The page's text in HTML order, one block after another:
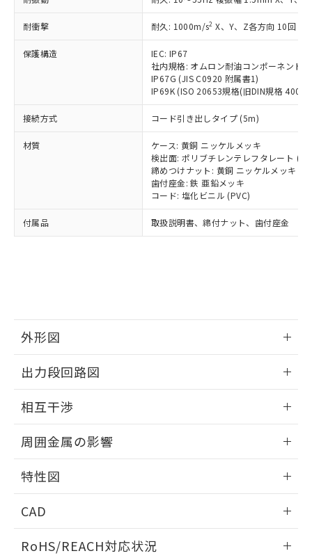
耐衝撃 耐久: 1000m/s2 X、Y、Z各方向 10回
保護構造
IEC: IP67
社内規格: オムロン耐油コンポーネント
IP67G (JIS C0920 附属書1)
IP69K (ISO 20653規格(旧DIN規格
接続方式 コード引き出しタイプ (5m)
材質
ケース: 黄銅 ニッケルメッキ
検出面: ポリブチレンテレフタレート
締めつけナット: 黄銅 ニッケルメッキ
歯付座金: 鉄 亜鉛メッキ
コード: 塩化ビニル (PVC)
付属品 取扱説明書、締付ナット、歯付座金
外形図
外形図
出力段回路図
出力段回路図
相互干渉
相互干渉
周囲金属の影響
周囲金属の影響
特性図
検出物体の大きさと材質による影響
CAD
ドすることができます。
RoHS/REACH対応状況
タに基づき作成されるものであり、閲
覧された時点での実際の在庫および標
準価格とは異なる場合があることをご
了承ください。
正式な納期状況および標準価格はお客
様のお取引先、またはお客様担当のオ
ムロン制御機器販売店・当社販売員に
ご相談ください。
オムロン制御機器販売店や当社販売拠
販売ネットワーク
」をご確認
在庫状況および標準価格結果を当社の
事前の承諾なく第三者に漏洩または開
示しないようお願いします。
マイパーツ機能（部品リスト作成サー
ビス）をご利用いただくには、I-Web
メンバーズにご登録されている必要が
※当社の共同利用者とは、"個人情報
の共同利用に関して"
用者の範囲」に記載されている法人を
鉛(Pb) 1000ppm以下、 水銀(Hg) 1000ppm以下、 カド
ミウム(Cd) 100ppm以下、
六価クロム(Cr(Ⅵ)) 1000ppm以下、ポリ臭化ビフェニル
類(PBB) 1000ppm以下、ポリ臭化ジフェニルエーテル類
(PBDE) 1000ppm以下、フタル酸ビス(2-エチルヘキシ
ル) (DEHP)(別名：DOP) 1000ppm以下、フタル酸ブチ
ルベンジル（BBP） 1000ppm以下、フタル酸ジブチル
（DBP） 1000ppm以下、フタル酸ジイソブチル
但し、RoHS指令で産業用監視および制御機器に対する
適用除外項目は除く。
フタル酸エステル類の４物質については閾値を超える意
図的な使用がないことを確認しています。
部品在庫の切り替え状況などにより、予定
月が前後することがあります。
とができます。
EU RoHS指令（10物質）の非含有証明書
51物質の非含有証明書（当社基準）
※本証明書は発行日時点で非含有を証明す
ものではありません。
また、RoHS指令のフタル酸エステル類４
物質の対応では、対応完了までの期間は出
欄に対応日を記載しておりました。
既に当社にて対応品への在庫切替を完了
していることから、特段のことがない限
す。
*中国RoHS10物質の基準値 (GB/T26572)：
Pb(鉛) :1000ppm、 Hg(水銀) : 1000ppm、 Cd(カドミウ
Cr(Ⅵ)(六価クロム) : 1000ppm、 PBBs(ポリ臭化ビフェ
ニル類) : 1000ppm、 PBDEs(ポリ臭化ジフェニルエーテ
DBP(フタル酸ジブチル) : 1000ppm、 DIBP(フタル酸ジ
イソブチル) : 1000ppm、 BBP(フタル酸ブチルベンジ
DEHP(フタル酸ビス(2-エチルヘキシル)) : 1000ppm
※2 環境保護使用期限
「ｅ」：有害物質（10物質）のすべてが基
準値以下であることを示します。
「10」：通常の使用状況下において有害物
質が外部に漏えいし、環境に深刻な影響を
及ぼさない年数を意味します。
または国外への提供する場合は、日本
国政府の輸出許可(または役務取引許
可)を取得するなどの必要な手続きを
当社は規制貨物を破棄する場合は、完
全に破砕するなど、違法に輸出されな
いよう必要な手段を講じます。
当社は貴社製品を、核兵器、ミサイ
ル、化学兵器、生物兵器またはその他
武器並びにこれらの製造装置等に一切
使用いたしません。
当社は、貴社製品を第三者に販売する
場合は、上記1、2および3の内容を当
該第三者に通知します。また当社は、
販売先および販売に係わる関係者が違
法に輸出するおそれがある場合は、取
り引きをいたしません。
一定数以上の在庫あり
一定数には満たないが在庫あり
在庫なし(最新の在庫状況につ
いては、お客様のお取引先、ま
たはお客様担当のオムロン制御
機器販売店・当社販売員にご確
認ください)
受注生産機種、また在庫状況の
情報を公開していない機種